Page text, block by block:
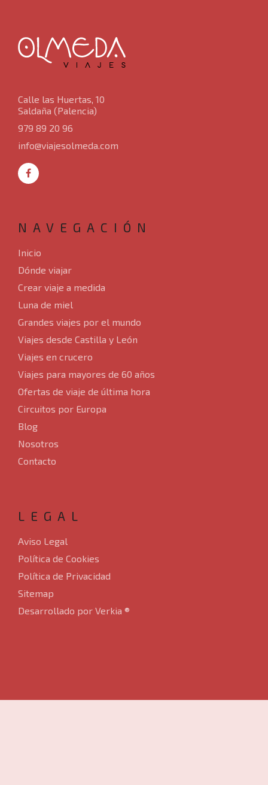
Calle las Huertas, 10
Saldaña (Palencia)
979 89 20 96
info@viajesolmeda.com
NAVEGACIÓN
Inicio
Dónde viajar
Crear viaje a medida
Luna de miel
Grandes viajes por el mundo
Viajes desde Castilla y León
Viajes en crucero
Viajes para mayores de 60 años
Ofertas de viaje de última hora
Circuitos por Europa
Blog
Nosotros
Contacto
LEGAL
Aviso Legal
Política de Cookies
Política de Privacidad
Sitemap
Desarrollado por Verkia ®